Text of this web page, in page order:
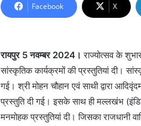
Facebook X
रायपुर 5 नवम्बर 2024। राज्योत्सव के
सांस्कृतिक कार्यक्रमों की प्रस्तुतियां दी।
गई। श्री मोहन चौहान एवं साथी द्वारा
प्रस्तुति दी गई। इसके साथ ही मल्लखंभ
मनमोहक प्रस्तुतियां दी। जिसका राजधानी